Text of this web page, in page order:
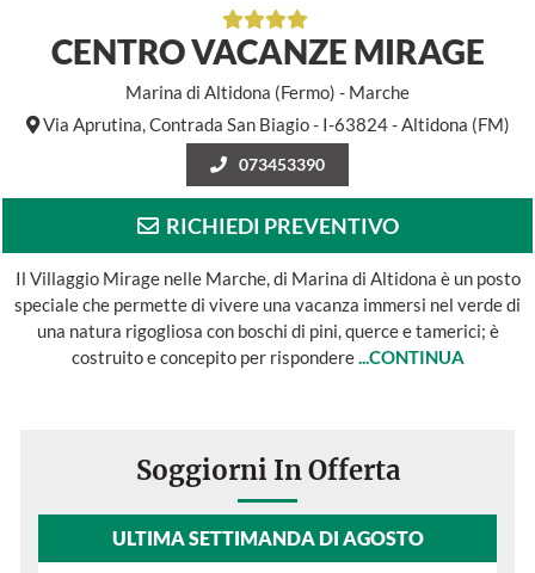
CENTRO VACANZE MIRAGE
Marina di Altidona (Fermo) - Marche
Via Aprutina, Contrada San Biagio - I-63824 - Altidona (FM)
073453390
RICHIEDI PREVENTIVO
Il Villaggio Mirage nelle Marche, di Marina di Altidona è un posto
speciale che permette di vivere una vacanza immersi nel verde di
una natura rigogliosa con boschi di pini, querce e tamerici; è
costruito e concepito per rispondere...CONTINUA
Soggiorni In Offerta
ULTIMA SETTIMANDA DI AGOSTO